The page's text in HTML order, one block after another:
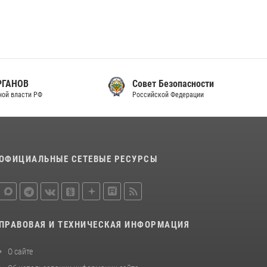
Совет Безопасности
Российской Федерации
СЕТЕВЫЕ РЕСУРСЫ
ПРАВОВАЯ И ТЕХНИЧЕСКАЯ ИНФОРМАЦИЯ
О сайте